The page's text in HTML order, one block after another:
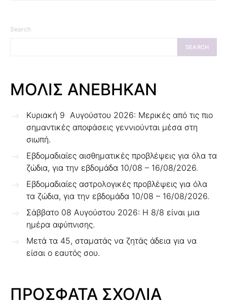
Search
SEARCH
ΜΟΛΙΣ ΑΝΕΒΗΚΑΝ
Κυριακή 9 Αυγούστου 2026: Μερικές από τις πιο
σημαντικές αποφάσεις γεννιούνται μέσα στη
σιωπή.
Εβδομαδιαίες αισθηματικές προβλέψεις για όλα τα
ζώδια, για την εβδομάδα 10/08 – 16/08/2026.
Εβδομαδιαίες αστρολογικές προβλέψεις για όλα
τα ζώδια, για την εβδομάδα 10/08 – 16/08/2026.
Σάββατο 08 Αυγούστου 2026: Η 8/8 είναι μια
ημέρα αφύπνισης.
Μετά τα 45, σταματάς να ζητάς άδεια για να
είσαι ο εαυτός σου.
ΠΡΟΣΦΑΤΑ ΣΧΟΛΙΑ